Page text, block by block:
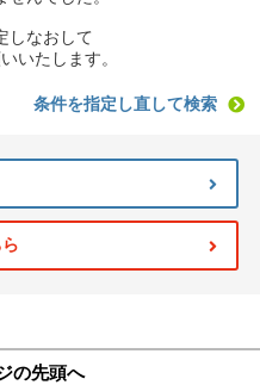
しなおして
いたします。
条件を指定し直して検索
の先頭へ